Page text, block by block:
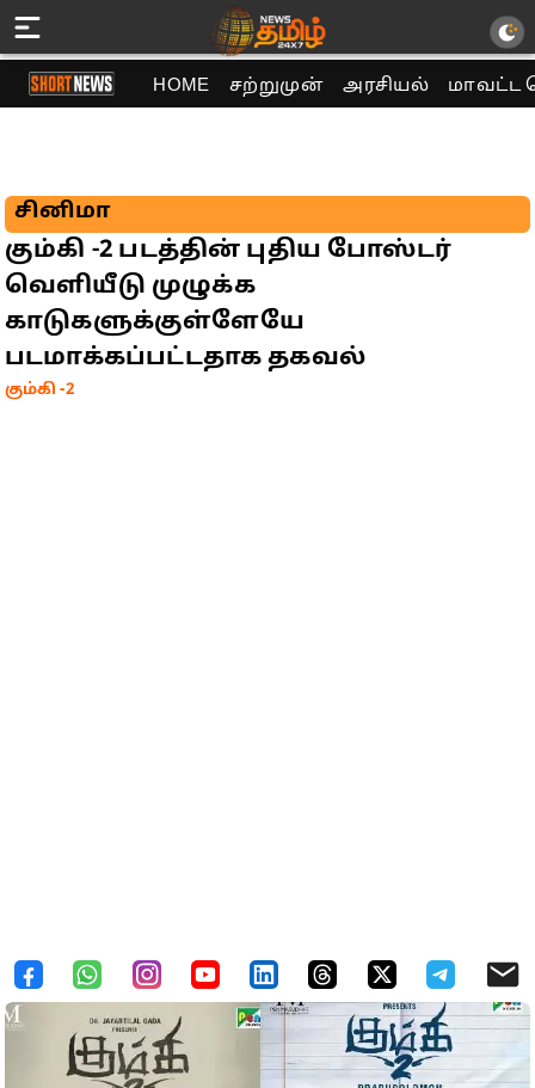
HOME சற்றுமுன் அரசியல் மாவட்ட
சினிமா
கும்கி -2 படத்தின் புதிய போஸ்டர்
வெளியீடு முழுக்க
காடுகளுக்குள்ளேயே
படமாக்கப்பட்டதாக தகவல்
கும்கி -2